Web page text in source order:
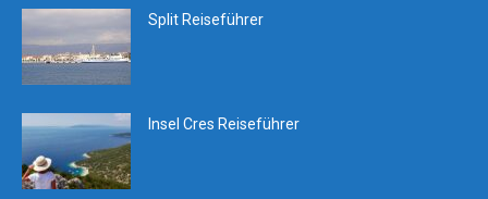
Split Reiseführer
Insel Cres Reiseführer